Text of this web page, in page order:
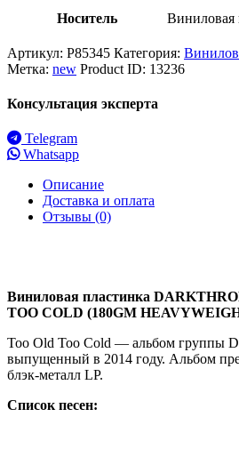
Носитель Виниловая
Артикул: P85345 Категория:
Метка: new Product ID: 13236
Консультация эксперта
Telegram
Whatsapp
Описание
Доставка и оплата
Отзывы (0)
Виниловая пластинка
TOO COLD (180GM
Too Old Too Cold — альбом группы
выпущенный в 2014 году. Альбом
блэк-металл LP.
Список песен: